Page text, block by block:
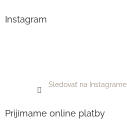
Instagram
Sledovať na Instagrame
Prijímame online platby